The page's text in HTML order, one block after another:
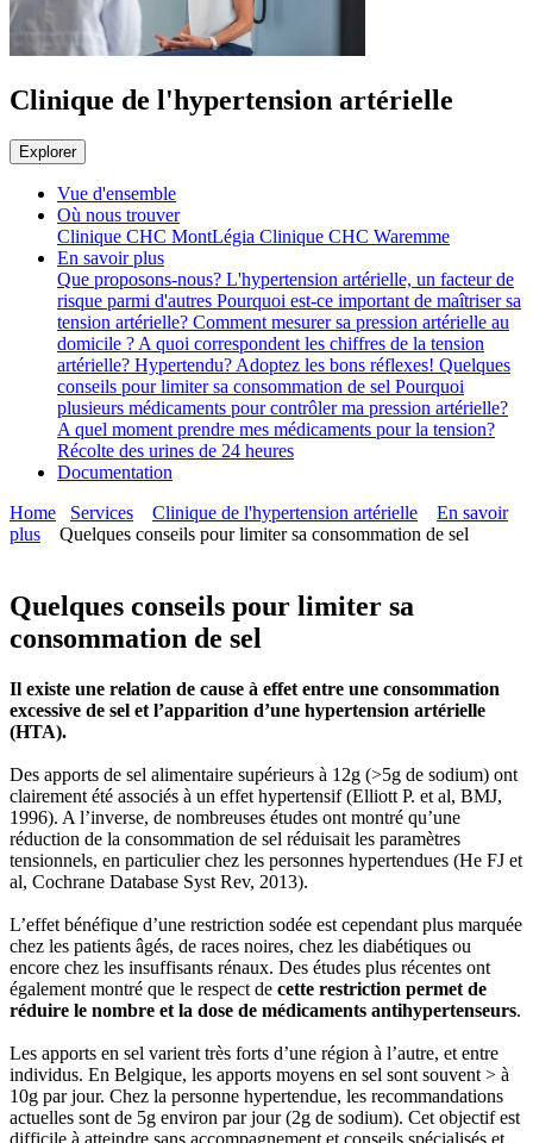
Clinique de l'hypertension artérielle
Explorer
Vue d'ensemble
Où nous trouver
Clinique CHC MontLégia Clinique CHC Waremme
En savoir plus
Que proposons-nous? L'hypertension artérielle, un facteur de
risque parmi d'autres Pourquoi est-ce important de maîtriser sa
tension artérielle? Comment mesurer sa pression artérielle au
domicile ?A quoi correspondent les chiffres de la tension
artérielle? Hypertendu? Adoptez les bons réflexes! Quelques
conseils pour limiter sa consommation de sel Pourquoi
plusieurs médicaments pour contrôler ma pression artérielle?
A quel moment prendre mes médicaments pour la tension?
Récolte des urines de 24 heures
Documentation
Home
Services Clinique de l'hypertension artérielle
En savoir
plus
Quelques conseils pour limiter sa consommation de sel
Quelques conseils pour limiter sa
consommation de sel
Il existe une relation de cause à effet entre une consommation
excessive de sel et l’apparition d’une hypertension artérielle
(HTA).
Des apports de sel alimentaire supérieurs à 12g (>5g de sodium) ont
clairement été associés à un effet hypertensif (Elliott P. et al, BMJ,
1996). A l’inverse, de nombreuses études ont montré qu’une
réduction de la consommation de sel réduisait les paramètres
tensionnels, en particulier chez les personnes hypertendues (He FJ et
al, Cochrane Database Syst Rev, 2013).
L’effet bénéfique d’une restriction sodée est cependant plus marquée
chez les patients âgés, de races noires, chez les diabétiques ou
encore chez les insuffisants rénaux. Des études plus récentes ont
également montré que le respect de cette restriction permet de
réduire le nombre et la dose de médicaments antihypertenseurs.
Les apports en sel varient très forts d’une région à l’autre, et entre
individus. En Belgique, les apports moyens en sel sont souvent > à
10g par jour. Chez la personne hypertendue, les recommandations
actuelles sont de 5g environ par jour (2g de sodium). Cet objectif est